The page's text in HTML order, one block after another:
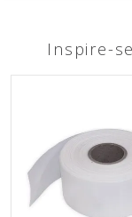
Inspire-